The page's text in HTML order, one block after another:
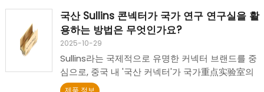
한다.
국산 Sullins 콘넥터가 국가 연구 연구실을 활
용하는 방법은 무엇인가요?
2025-10-29
Sullins라는 국제적으로 유명한 커넥터 브랜드를 중
심으로, 중국 내 '국산 커넥터'가 국가重点实验室의
지원을 받고 있는지에 대해 탐구하고, 이 지원이 국산
제품 정보